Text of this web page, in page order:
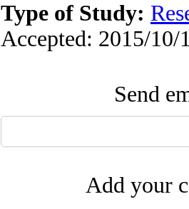
Type of Study:
Accepted: 2015/10/
Send
Add your